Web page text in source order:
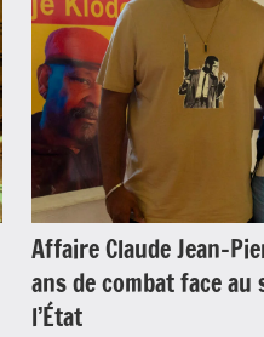
France
Guadeloupe
Interviews
Outremer
Affaire Claude Jean-
ans de combat face au
l’État